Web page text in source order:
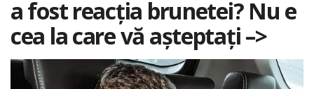
a fost reacția brunetei? Nu e
cea la care vă aşteptaţi –>